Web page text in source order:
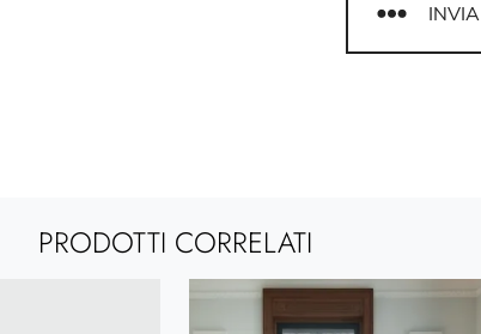
INVIA
PRODOTTI CORRELATI